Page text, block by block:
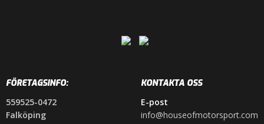
FÖRETAGSINFO:
559525-0472
Falköping
KONTAKTA OSS
E-post
info@houseofmotorsport.com